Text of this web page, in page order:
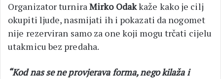
Organizator turniraMirko Odakkaže kako je cilj
okupiti ljude, nasmijati ih i pokazati da nogomet
nije rezerviran samo za one koji mogu trčati cijelu
utakmicu bez predaha.
“Kod nas se ne provjerava forma, nego kilaža i